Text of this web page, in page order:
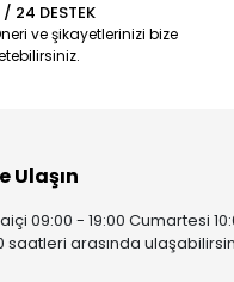
/ 24 DESTEK
ve şikayetlerinizi bize
Ulaşın
09:00 - 19:00 Cumartesi
saatleri arasında